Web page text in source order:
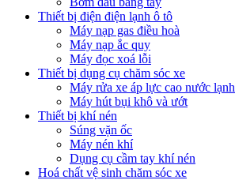
Thiết bị điện điện lạnh ô tô
Máy nạp gas điều hoà
Máy nạp ắc quy
Máy đọc xoá lỗi
Thiết bị dụng cụ chăm sóc xe
Máy rửa xe áp lực cao nước lạnh
Máy hút bụi khô và ướt
Thiết bị khí nén
Súng vặn ốc
Máy nén khí
Dụng cụ cầm tay khí nén
Hoá chất vệ sinh chăm sóc xe